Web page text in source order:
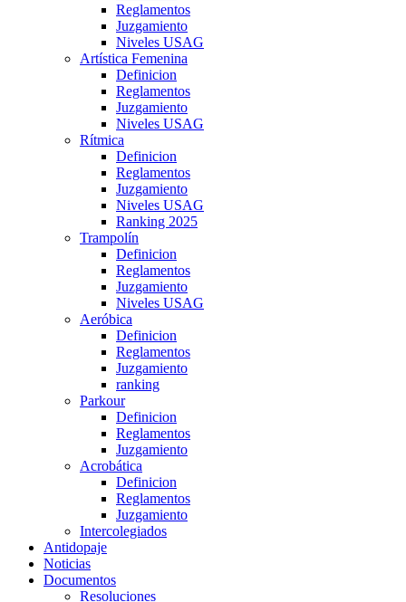
Reglamentos
Juzgamiento
Niveles USAG
Artística Femenina
Definicion
Reglamentos
Juzgamiento
Niveles USAG
Rítmica
Definicion
Reglamentos
Juzgamiento
Niveles USAG
Ranking 2025
Trampolín
Definicion
Reglamentos
Juzgamiento
Niveles USAG
Aeróbica
Definicion
Reglamentos
Juzgamiento
ranking
Parkour
Definicion
Reglamentos
Juzgamiento
Acrobática
Definicion
Reglamentos
Juzgamiento
Intercolegiados
Antidopaje
Noticias
Documentos
Resoluciones